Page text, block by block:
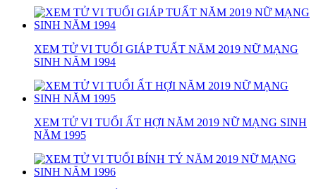
XEM TỬ VI TUỔI GIÁP TUẤT NĂM 2019 NỮ MẠNG
SINH NĂM 1994
XEM TỬ VI TUỔI ẤT HỢI NĂM 2019 NỮ MẠNG SINH
NĂM 1995